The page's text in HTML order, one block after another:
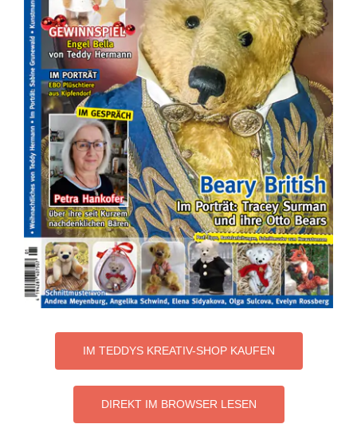
IM TEDDYS KREATIV-SHOP KAUFEN
DIREKT IM BROWSER LESEN